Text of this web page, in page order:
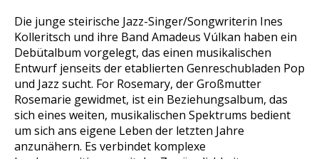
Die junge steirische Jazz-Singer/Songwriterin Ines
Kolleritsch und ihre Band Amadeus Vúlkan haben ein
Debütalbum vorgelegt, das einen musikalischen
Entwurf jenseits der etablierten Genreschubladen Pop
und Jazz sucht. For Rosemary, der Großmutter
Rosemarie gewidmet, ist ein Beziehungsalbum, das
sich eines weiten, musikalischen Spektrums bedient
um sich ans eigene Leben der letzten Jahre
anzunähern. Es verbindet komplexe